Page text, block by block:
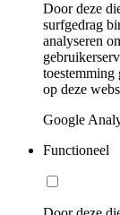
Door deze
surfgedrag
analyseren
toestemming
op deze
Google
Functioneel